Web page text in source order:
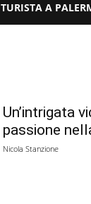
TURISTA A
Un’intrigata
passione
Nicola Stanzione